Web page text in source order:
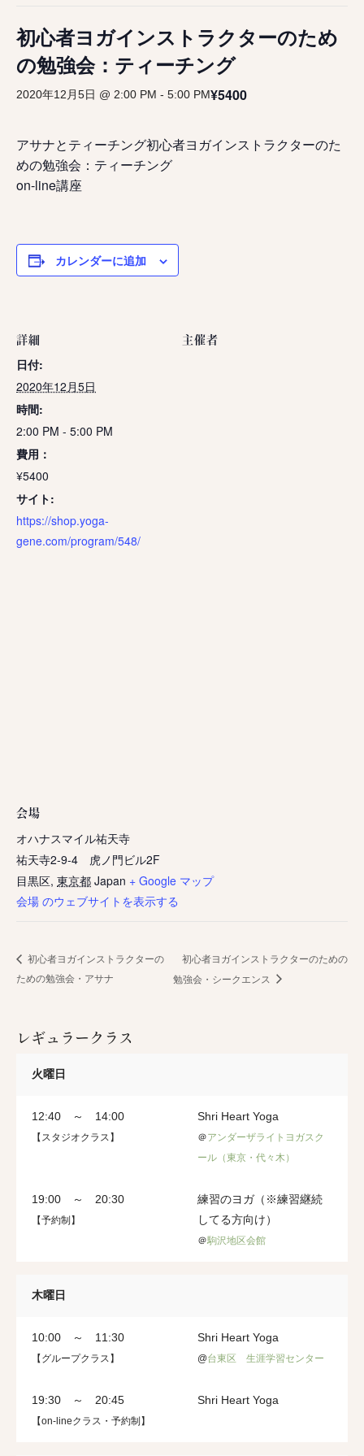
初心者ヨガインストラクターのため
の勉強会：ティーチング
2020年12月5日 @ 2:00 PM - 5:00 PM¥5400
アサナとティーチング初心者ヨガインストラクターのた
めの勉強会：ティーチング
on-line講座
カレンダーに追加
詳細
日付:
2020年12月5日
時間:
2:00 PM - 5:00 PM
費用：
¥5400
サイト:
https://shop.yoga-
gene.com/program/548/
主催者
会場
オハナスマイル祐天寺
祐天寺2-9-4 虎ノ門ビル2F
目黒区, 東京都 Japan + Google マップ
会場 のウェブサイトを表示する
初心者ヨガインストラクターの
ための勉強会・アサナ
初心者ヨガインストラクターのための
勉強会・シークエンス
レギュラークラス
火曜日
12:40 ～ 14:00
【スタジオクラス】
Shri Heart Yoga
＠アンダーザライトヨガスク
ール（東京・代々木）
19:00 ～ 20:30
【予約制】
練習のヨガ（※練習継続
してる方向け）
＠駒沢地区会館
木曜日
10:00 ～ 11:30
【グループクラス】
Shri Heart Yoga
@台東区 生涯学習センター
19:30 ～ 20:45
【on-lineクラス・予約制】
Shri Heart Yoga